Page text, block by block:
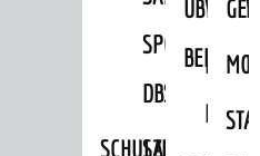
SPORTHALLE
DBS
SCHULZENTRUM
SANIERUNG-
ÜBER